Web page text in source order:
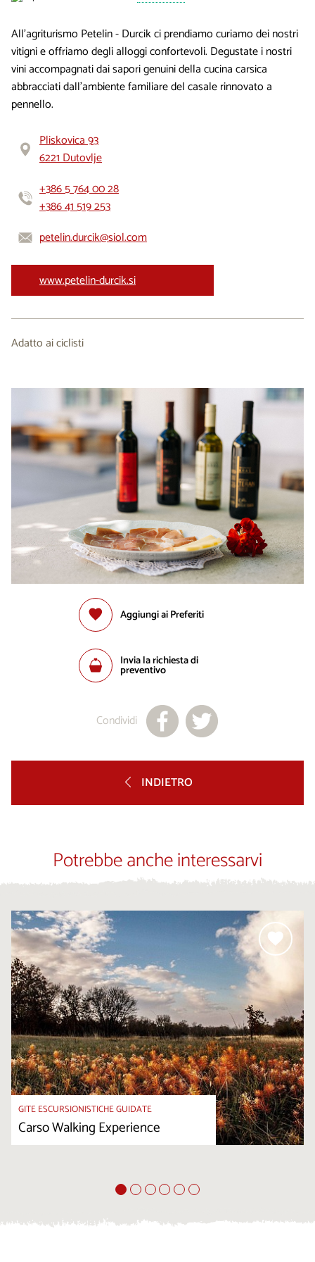
All’agriturismo Petelin - Durcik ci prendiamo curiamo dei nostri
vitigni e offriamo degli alloggi confortevoli. Degustate i nostri
vini accompagnati dai sapori genuini della cucina carsica
abbracciati dall’ambiente familiare del casale rinnovato a
pennello.
Pliskovica 93
6221 Dutovlje
+386 5 764 00 28
+386 41 519 253
petelin.durcik@siol.com
www.petelin-durcik.si
Adatto ai ciclisti
Aggiungi ai Preferiti
Invia la richiesta di
preventivo
Condividi
INDIETRO
Potrebbe anche interessarvi
GITE ESCURSIONISTICHE GUIDATE
Carso Walking Experience